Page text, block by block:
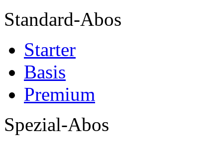
Standard-Abos
Starter
Basis
Premium
Spezial-Abos